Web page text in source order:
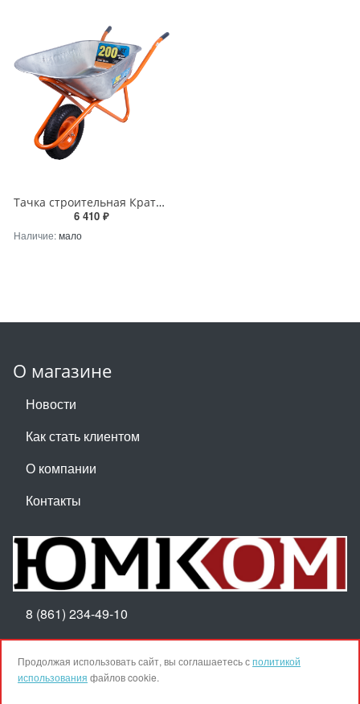
Тачка строительная Кратон WB-200R
6 410 ₽
Наличие:мало
О магазине
Новости
Как стать клиентом
О компании
Контакты
8 (861) 234-49-10
Пн-Пт 8:30-17:30
Продолжая использовать сайт, вы соглашаетесь сполитикой
использования файлов cookie.